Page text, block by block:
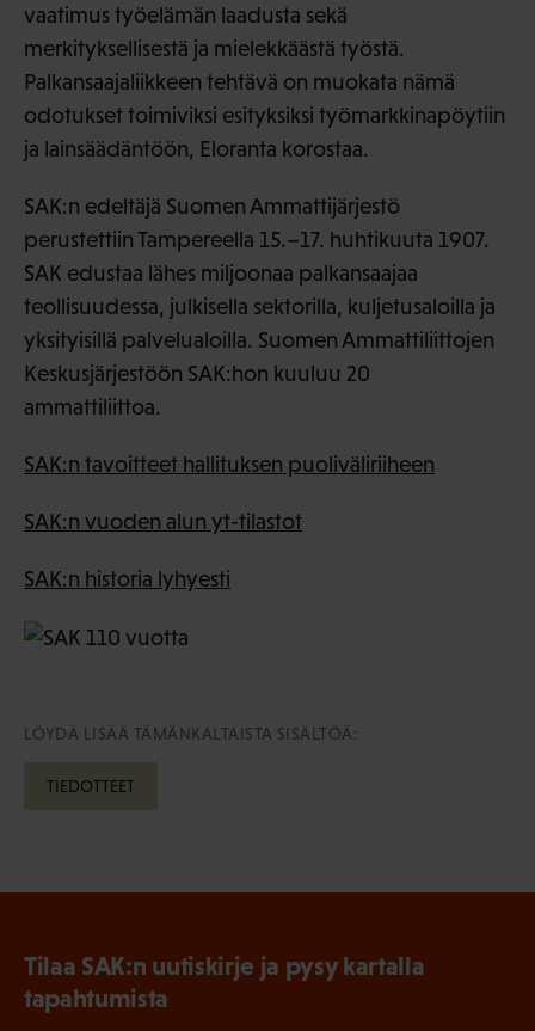
vaatimus työelämän laadusta sekä
merkityksellisestä ja mielekkäästä työstä.
Palkansaajaliikkeen tehtävä on muokata nämä
odotukset toimiviksi esityksiksi työmarkkinapöytiin
ja lainsäädäntöön, Eloranta korostaa.
SAK:n edeltäjä Suomen Ammattijärjestö
perustettiin Tampereella 15.–17. huhtikuuta 1907.
SAK edustaa lähes miljoonaa palkansaajaa
teollisuudessa, julkisella sektorilla, kuljetusaloilla ja
yksityisillä palvelualoilla. Suomen Ammattiliittojen
Keskusjärjestöön SAK:hon kuuluu 20
ammattiliittoa.
SAK:n tavoitteet hallituksen puoliväliriiheen
SAK:n vuoden alun yt-tilastot
SAK:n historia lyhyesti
LÖYDÄ LISÄÄ TÄMÄNKALTAISTA SISÄLTÖÄ:
TIEDOTTEET
Tilaa SAK:n uutiskirje ja pysy kartalla
tapahtumista